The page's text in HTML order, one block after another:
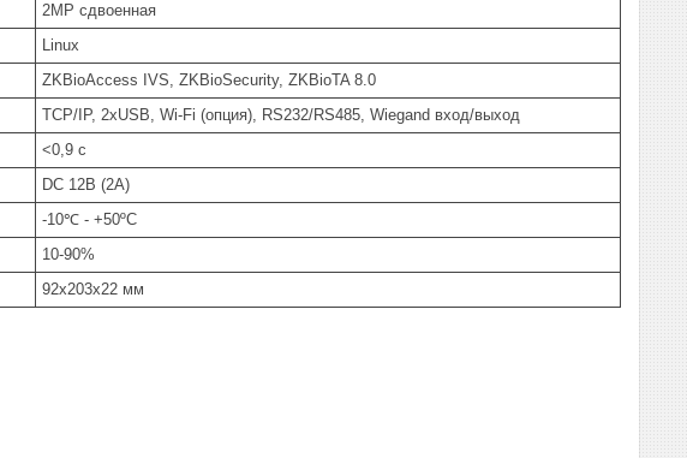
2MP сдвоенная
Linux
ZKBioAccess IVS, ZKBioSecurity, ZKBioTA 8.0
TCP/IP, 2хUSB, Wi-Fi (опция), RS232/RS485, Wiegand вход/выход
<0,9 с
DC 12В (2A)
-10℃ - +50ºC
10-90%
92х203х22 мм